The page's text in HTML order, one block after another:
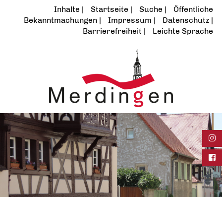
Inhalte Startseite Suche
Öffentliche
Bekanntmachungen
Impressum
Datenschutz
Barrierefreiheit
Leichte Sprache